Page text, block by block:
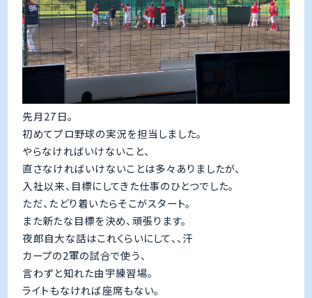
先月27日。
初めてプロ野球の実況を担当しました。
やらなければいけないこと、
直さなければいけないことは多々ありましたが、
入社以来、目標にしてきた仕事のひとつでした。
ただ、たどり着いたらそこがスタート。
また新たな目標を決め、頑張ります。
夜郎自大な話はこれくらいにして、、汗
カープの2軍の試合で使う、
言わずと知れた由宇練習場。
ライトもなければ座席もない。